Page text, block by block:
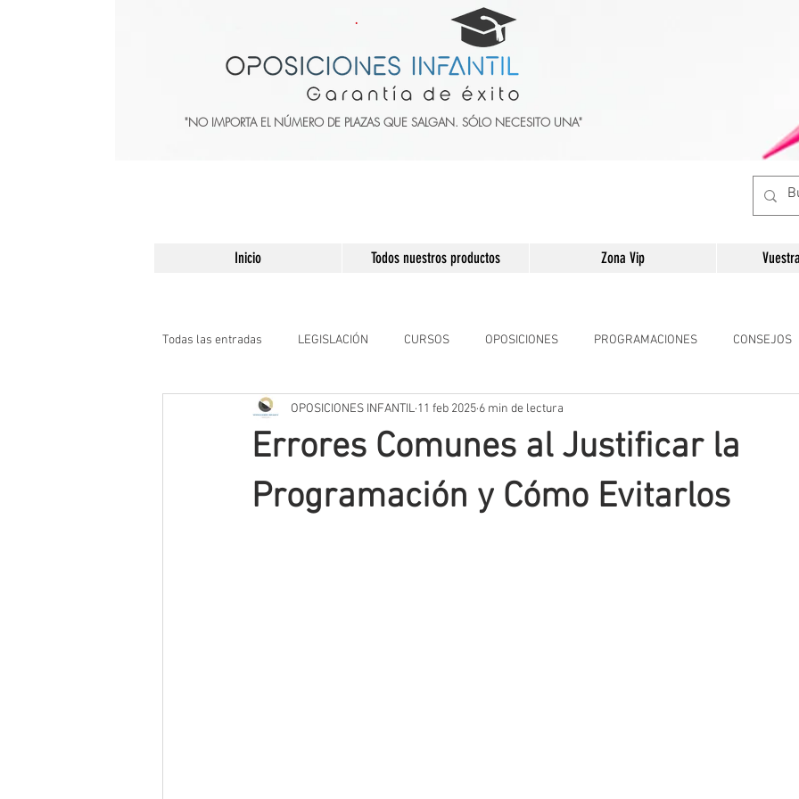
"NO IMPORTA EL NÚMERO DE PLAZAS QUE SALGAN. SÓLO NECESITO UNA"
Inicio Todos nuestros productos Zona Vip
Todas las entradas LEGISLACIÓN CURSOS OPOSICIONES PROGRAMACIONES CONSEJOS
TRIBUNAL OPOSICIONES SUPUESTOS PRÁCTICOS TEMARIOS
INNOVACIÓN EDUCATIVA SITUACIONES DE APRENDIZAJE
Errores Comunes al Justificar la
Programación y Cómo Evitarlos
OPOSICIONES INFANTIL 11 feb 2025 6 min de lectura